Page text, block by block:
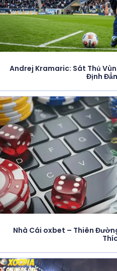
Andrej Kramaric: Sát Thủ
Định
Nhà Cái oxbet – Thiên